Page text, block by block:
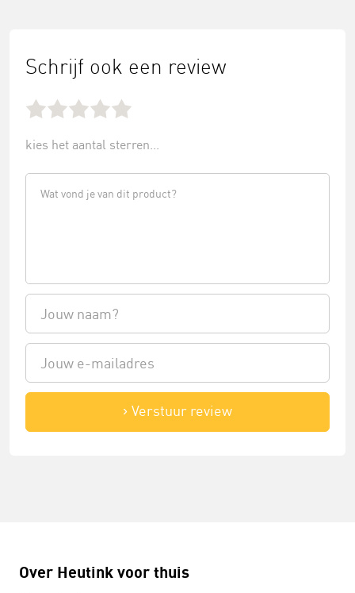
Schrijf ook een review
kies het aantal sterren...
Verstuur review
Over Heutink voor thuis